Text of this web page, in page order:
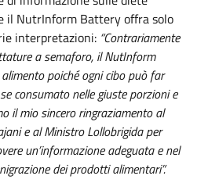
il NutrInform Battery offra solo
interpretazioni: “Contrariamente
a semaforo, il NutInform
poiché ogni cibo può far
consumato nelle giuste porzioni e
il mio sincero ringraziamento al
e al Ministro Lollobrigida per
un’informazione adeguata e nel
dei prodotti alimentari”.